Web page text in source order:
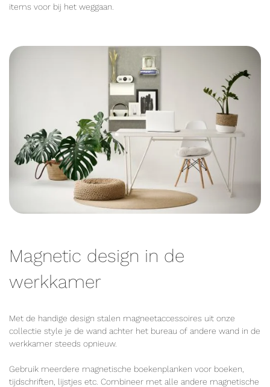
items voor bij het weggaan.
Magnetic design in de
werkkamer
Met de handige design stalen magneetaccessoires uit onze
collectie style je de wand achter het bureau of andere wand in de
werkkamer steeds opnieuw.
Gebruik meerdere magnetische boekenplanken voor boeken,
tijdschriften, lijstjes etc. Combineer met alle andere magnetische